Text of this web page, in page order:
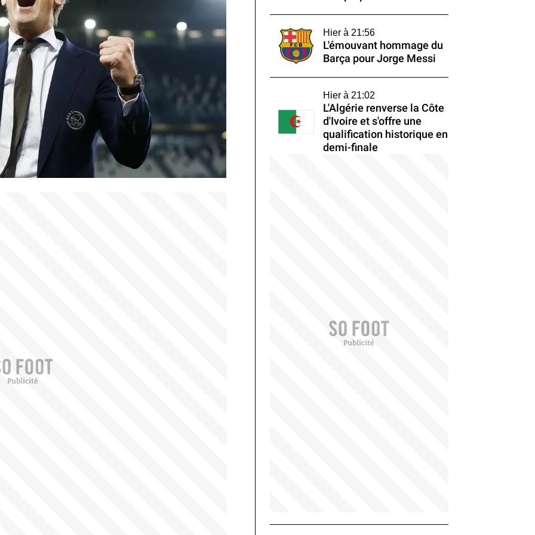
Hier à 21:56
L'émouvant hommage du
Barça pour Jorge Messi
Hier à 21:02
L'Algérie renverse la Côte
d'Ivoire et s'offre une
qualification historique en
demi-finale